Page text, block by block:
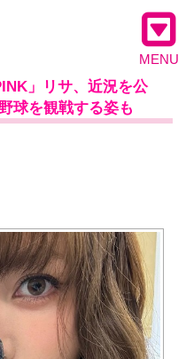
MENU
」リサ、近況を公
球を観戦する姿も